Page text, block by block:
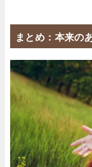
まとめ：本来の